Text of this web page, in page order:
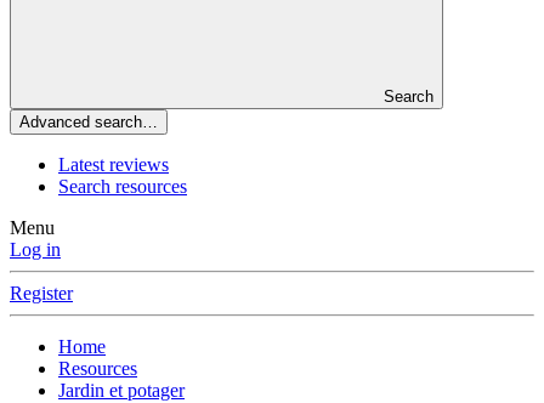
Search
Advanced search…
Latest reviews
Search resources
Menu
Log in
Register
Home
Resources
Jardin et potager